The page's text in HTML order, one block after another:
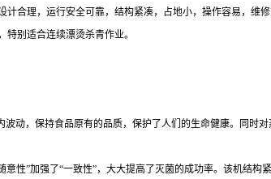
合理，运行安全可靠，结构紧凑，占地小，操作容易，维
别适合连续漂烫杀青作业。
动，保持食品原有的品质，保护了人们的生命健康。同时
性”加强了“一致性”，大大提高了灭菌的成功率。该机结构